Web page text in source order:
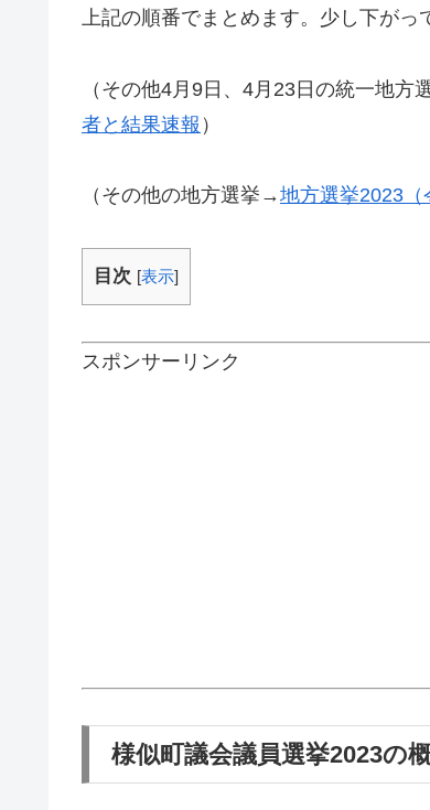
上記の順番でまとめます。少し下がっ
（その他4月9日、4月23日の統一地方
者と結果速報 ）
（その他の地方選挙→地方選挙2023（
目次 [表示]
スポンサーリンク
様似町議会議員選挙2023の